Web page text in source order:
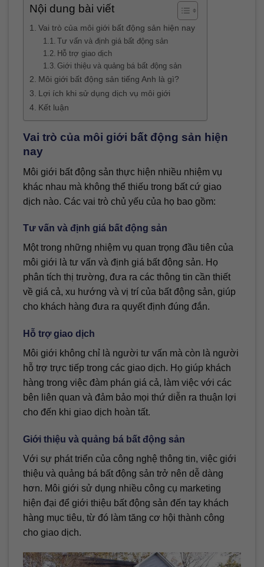
Nội dung bài viết
Vai trò của môi giới bất động sản hiện nay
Tư vấn và định giá bất động sản
Hỗ trợ giao dịch
Giới thiệu và quảng bá bất động sản
Môi giới bất động sản tiếng Anh là gì?
Lợi ích khi sử dụng dịch vụ môi giới
Kết luận
Vai trò của môi giới bất động sản hiện
nay
Môi giới bất động sản thực hiện nhiều nhiệm vụ
khác nhau mà không thể thiếu trong bất cứ giao
dịch nào. Các vai trò chủ yếu của họ bao gồm:
Tư vấn và định giá bất động sản
Một trong những nhiệm vụ quan trọng đầu tiên của
môi giới là tư vấn và định giá bất động sản. Họ
phân tích thị trường, đưa ra các thông tin cần thiết
về giá cả, xu hướng và vị trí của bất động sản, giúp
cho khách hàng đưa ra quyết định đúng đắn.
Hỗ trợ giao dịch
Môi giới không chỉ là người tư vấn mà còn là người
hỗ trợ trực tiếp trong các giao dịch. Họ giúp khách
hàng trong việc đàm phán giá cả, làm việc với các
bên liên quan và đảm bảo mọi thứ diễn ra thuận lợi
cho đến khi giao dịch hoàn tất.
Giới thiệu và quảng bá bất động sản
Với sự phát triển của công nghệ thông tin, việc giới
thiệu và quảng bá bất động sản trở nên dễ dàng
hơn. Môi giới sử dụng nhiều công cụ marketing
hiện đại để giới thiệu bất động sản đến tay khách
hàng mục tiêu, từ đó làm tăng cơ hội thành công
cho giao dịch.